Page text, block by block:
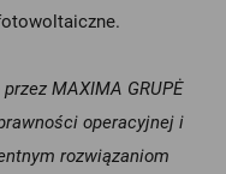
MAXIMA GRUPĖ
operacyjnej i
rozwiązaniom